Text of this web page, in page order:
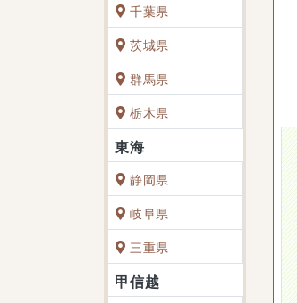
千葉県
茨城県
群馬県
栃木県
静岡県
岐阜県
三重県